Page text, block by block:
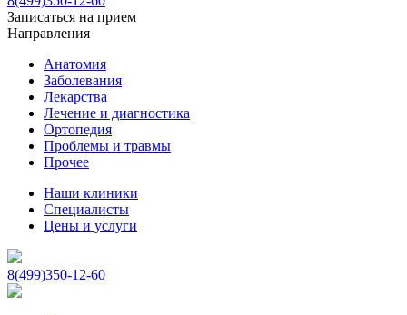
Записаться на прием
Направления
Анатомия
Заболевания
Лекарства
Лечение и диагностика
Ортопедия
Проблемы и травмы
Прочее
Наши клиники
Специалисты
Цены и услуги
8(499)350-12-60